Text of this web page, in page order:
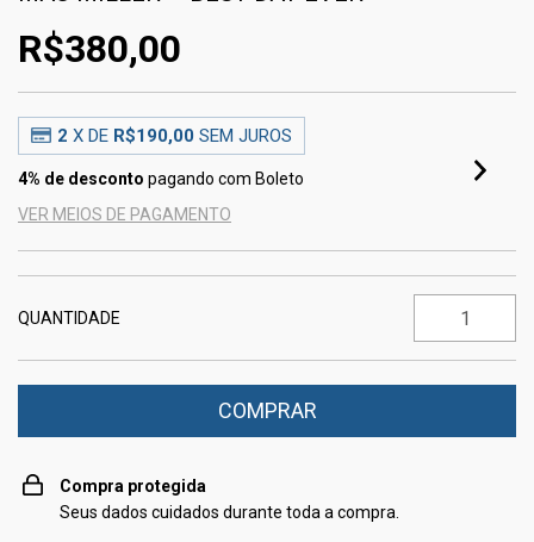
R$380,00
2 X DE R$190,00 SEM JUROS
4% de desconto pagando com Boleto
VER MEIOS DE PAGAMENTO
QUANTIDADE
Compra protegida
Seus dados cuidados durante toda a compra.